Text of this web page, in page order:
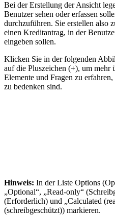
Bei der Erstellung der Ansicht
Benutzer sehen oder erfassen
durchzuführen. Sie erstellen also
einen Kreditantrag, in der
eingeben sollen.
Klicken Sie in der folgenden
auf die Pluszeichen (+), um mehr
Elemente und Fragen zu
zu bedenken sind.
Hinweis: In der Liste Options
„Optional“, „Read-only“
(Erforderlich) und „Calculated
(schreibgeschützt)) markieren.